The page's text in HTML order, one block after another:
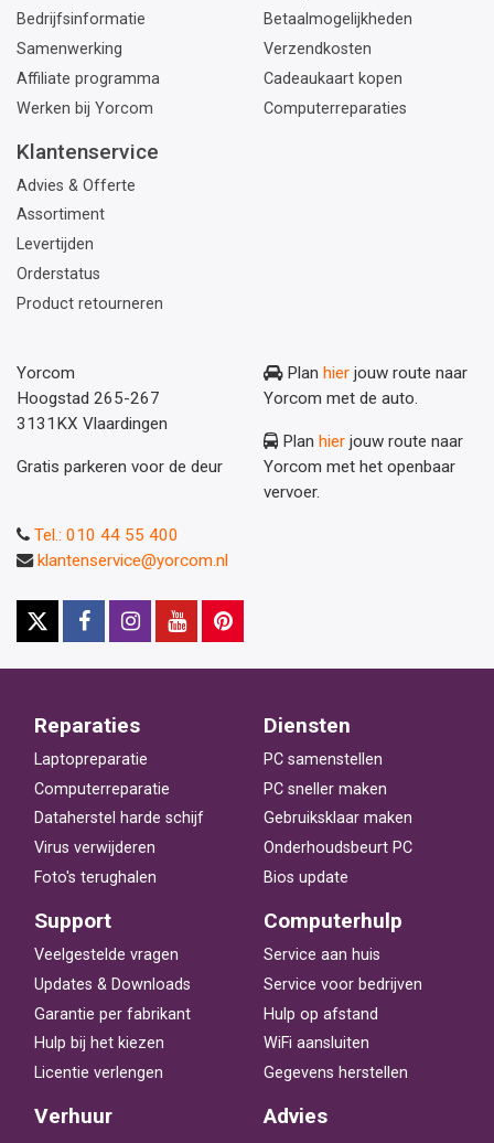
Bedrijfsinformatie
Samenwerking
Affiliate programma
Werken bij Yorcom
Betaalmogelijkheden
Verzendkosten
Cadeaukaart kopen
Computerreparaties
Klantenservice
Advies & Offerte
Assortiment
Levertijden
Orderstatus
Product retourneren
Yorcom
Hoogstad 265-267
3131KX Vlaardingen
Gratis parkeren voor de deur
Plan hier jouw route naar
Yorcom met de auto.
Plan hier jouw route naar
Yorcom met het openbaar
vervoer.
Tel.: 010 44 55 400
klantenservice@yorcom.nl
Reparaties
Laptopreparatie
Computerreparatie
Dataherstel harde schijf
Virus verwijderen
Foto's terughalen
Diensten
PC samenstellen
PC sneller maken
Gebruiksklaar maken
Onderhoudsbeurt PC
Bios update
Support
Veelgestelde vragen
Updates & Downloads
Garantie per fabrikant
Hulp bij het kiezen
Licentie verlengen
Computerhulp
Service aan huis
Service voor bedrijven
Hulp op afstand
WiFi aansluiten
Gegevens herstellen
Verhuur Advies